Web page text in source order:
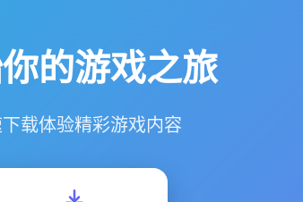
的游戏之旅
载体验精彩游戏内容